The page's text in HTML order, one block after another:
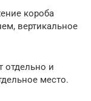
короба
вертикальное
отдельно и
место.